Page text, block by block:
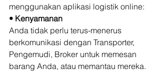
menggunakan aplikasi logistik online:
• Kenyamanan
Anda tidak perlu terus-menerus
berkomunikasi dengan Transporter,
Pengemudi, Broker untuk memesan
barang Anda, atau memantau mereka.